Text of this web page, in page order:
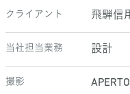
クライアント 飛騨信
当社担当業務 設計
撮影